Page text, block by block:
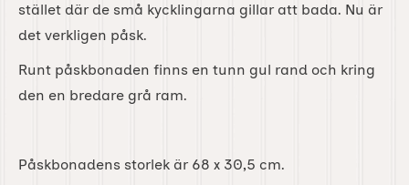
stället där de små kycklingarna gillar att bada. Nu är
det verkligen påsk.
Runt påskbonaden finns en tunn gul rand och kring
den en bredare grå ram.
Påskbonadens storlek är 68 x 30,5 cm.